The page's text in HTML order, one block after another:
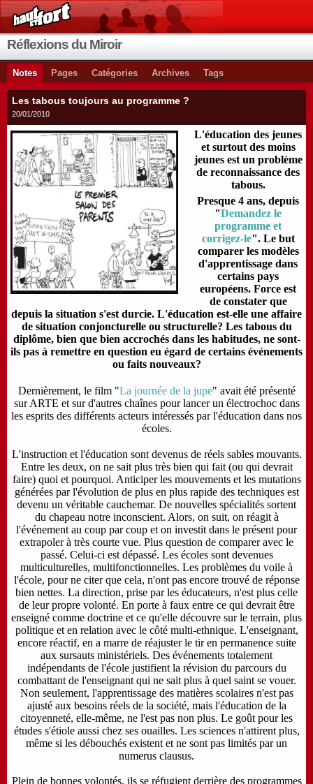
Réflexions du Miroir
Notes Pages Catégories Archives Tags
Les tabous toujours au programme ?
20/01/2010
L'éducation des jeunes
et surtout des moins
jeunes est un problème
de reconnaissance des
tabous.
Presque 4 ans, depuis
"Demandez le
programme et
corrigez-le". Le but
comparer les modèles
d'apprentissage dans
certains pays
européens. Force est
de constater que
depuis la situation s'est durcie. L'éducation est-elle une affaire
de situation conjoncturelle ou structurelle? Les tabous du
diplôme, bien que bien accrochés dans les habitudes, ne sont-
ils pas à remettre en question eu égard de certains événements
ou faits nouveaux?
Dernièrement, le film "La journée de la jupe" avait été présenté
sur ARTE et sur d'autres chaînes pour lancer un électrochoc dans
les esprits des différents acteurs intéressés par l'éducation dans nos
écoles.
L'instruction et l'éducation sont devenus de réels sables mouvants.
Entre les deux, on ne sait plus très bien qui fait (ou qui devrait
faire) quoi et pourquoi. Anticiper les mouvements et les mutations
générées par l'évolution de plus en plus rapide des techniques est
devenu un véritable cauchemar. De nouvelles spécialités sortent
du chapeau notre inconscient. Alors, on suit, on réagit à
l'événement au coup par coup et on investit dans le présent pour
extrapoler à très courte vue. Plus question de comparer avec le
passé. Celui-ci est dépassé. Les écoles sont devenues
multiculturelles, multifonctionnelles. Les problèmes du voile à
l'école, pour ne citer que cela, n'ont pas encore trouvé de réponse
bien nettes. La direction, prise par les éducateurs, n'est plus celle
de leur propre volonté. En porte à faux entre ce qui devrait être
enseigné comme doctrine et ce qu'elle découvre sur le terrain, plus
politique et en relation avec le côté multi-ethnique. L'enseignant,
encore réactif, en a marre de réajuster le tir en permanence suite
aux sursauts ministériels. Des événements totalement
indépendants de l'école justifient la révision du parcours du
combattant de l'enseignant qui ne sait plus à quel saint se vouer.
Non seulement, l'apprentissage des matières scolaires n'est pas
ajusté aux besoins réels de la société, mais l'éducation de la
citoyenneté, elle-même, ne l'est pas non plus. Le goût pour les
études s'étiole aussi chez ses ouailles. Les sciences n'attirent plus,
même si les débouchés existent et ne sont pas limités par un
numerus clausus.
Plein de bonnes volontés, ils se réfugient derrière des programmes